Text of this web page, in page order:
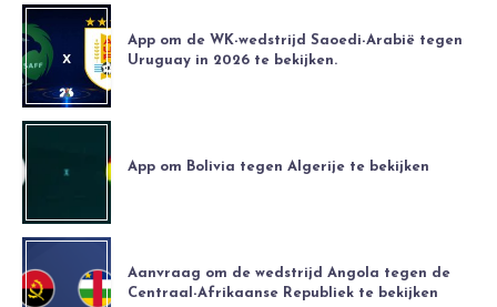
App om de WK-wedstrijd Saoedi-Arabië tegen
Uruguay in 2026 te bekijken.
App om Bolivia tegen Algerije te bekijken
Aanvraag om de wedstrijd Angola tegen de
Centraal-Afrikaanse Republiek te bekijken